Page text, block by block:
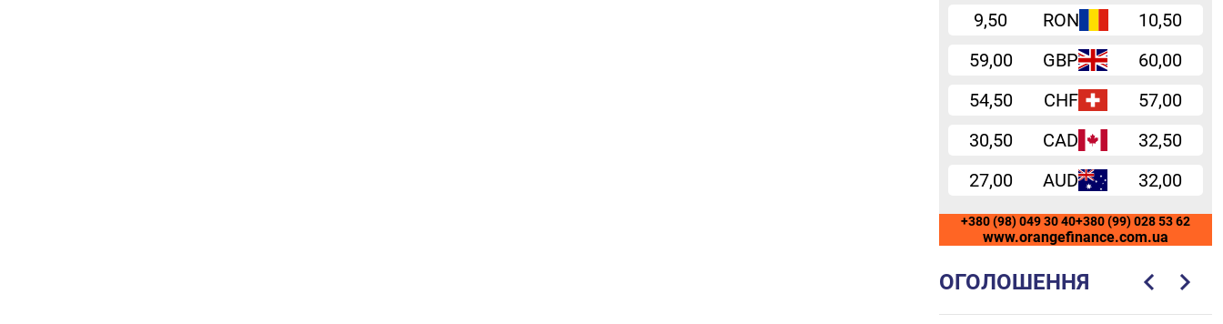
9,50
RON
10,50
59,00
GBP
60,00
54,50
CHF
57,00
30,50
CAD
32,50
27,00
AUD 32,00
+380 (98) 049 30 40+380 (99) 028 53 62
www.orangefinance.com.ua
ОГОЛОШЕННЯ